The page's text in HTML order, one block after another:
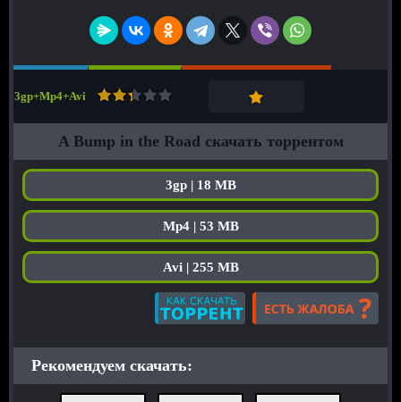
3gp+Mp4+Avi
A Bump in the Road скачать торрентом
3gp | 18 MB
Mp4 | 53 MB
Avi | 255 MB
Рекомендуем скачать: